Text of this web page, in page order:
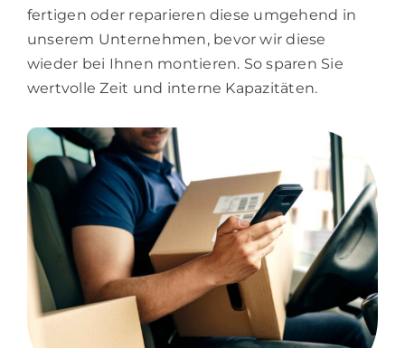
fertigen oder reparieren diese umgehend in
unserem Unternehmen, bevor wir diese
wieder bei Ihnen montieren. So sparen Sie
wertvolle Zeit und interne Kapazitäten.